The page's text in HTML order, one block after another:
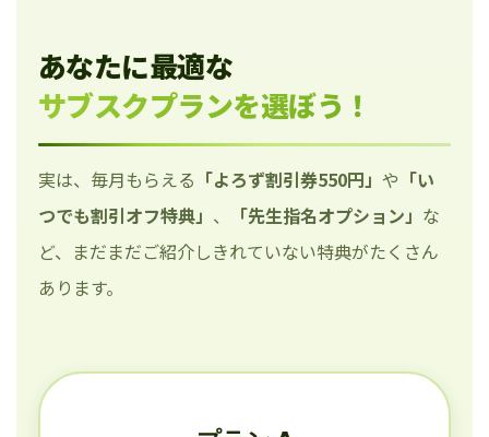
あなたに最適な
サブスクプランを選ぼう！
実は、毎月もらえる 「よろず割引券550円」 や 「い
つでも割引オフ特典」 、 「先生指名オプション」 な
ど、まだまだご紹介しきれていない特典がたくさん
あります。